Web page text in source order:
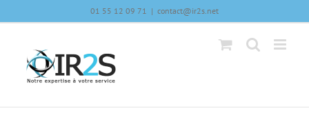
01 55 12 09 71 | contact@ir2s.net